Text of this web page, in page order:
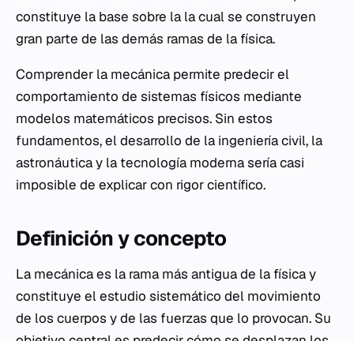
constituye la base sobre la la cual se construyen
gran parte de las demás ramas de la física.
Comprender la mecánica permite predecir el
comportamiento de sistemas físicos mediante
modelos matemáticos precisos. Sin estos
fundamentos, el desarrollo de la ingeniería civil, la
astronáutica y la tecnología moderna sería casi
imposible de explicar con rigor científico.
Definición y concepto
La mecánica es la rama más antigua de la física y
constituye el estudio sistemático del movimiento
de los cuerpos y de las fuerzas que lo provocan. Su